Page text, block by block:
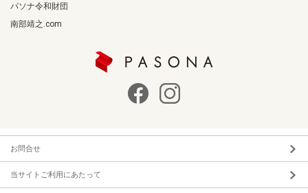
パソナ令和財団
南部靖之.com
お問合せ
当サイトご利用にあたって